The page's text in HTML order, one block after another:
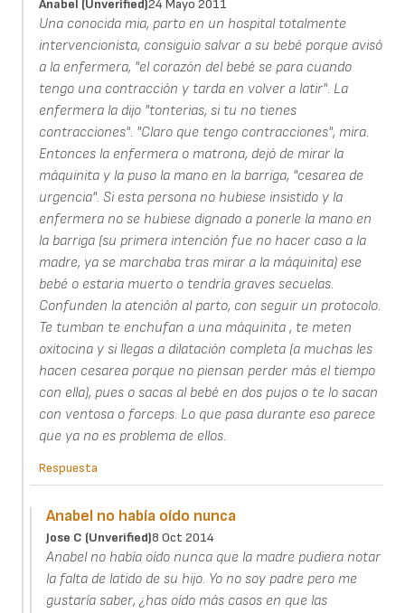
Anabel (unverified)24 Mayo 2011
Una conocida mia, parto en un hospital totalmente
intervencionista, consiguio salvar a su bebé porque avisó
a la enfermera, "el corazón del bebé se para cuando
tengo una contracción y tarda en volver a latir". La
enfermera la dijo "tonterias, si tu no tienes
contracciones". "Claro que tengo contracciones", mira.
Entonces la enfermera o matrona, dejó de mirar la
máquinita y la puso la mano en la barriga, "cesarea de
urgencia". Si esta persona no hubiese insistido y la
enfermera no se hubiese dignado a ponerle la mano en
la barriga (su primera intención fue no hacer caso a la
madre, ya se marchaba tras mirar a la máquinita) ese
bebé o estaria muerto o tendría graves secuelas.
Confunden la atención al parto, con seguir un protocolo.
Te tumban te enchufan a una máquinita , te meten
oxitocina y si llegas a dilatación completa (a muchas les
hacen cesarea porque no piensan perder más el tiempo
con ella), pues o sacas al bebé en dos pujos o te lo sacan
con ventosa o forceps. Lo que pasa durante eso parece
que ya no es problema de ellos.
Respuesta
Anabel no había oído nunca
Jose C (unverified)8 Oct 2014
Anabel no había oído nunca que la madre pudiera notar
la falta de latido de su hijo. Yo no soy padre pero me
gustaría saber, ¿has oído más casos en que las